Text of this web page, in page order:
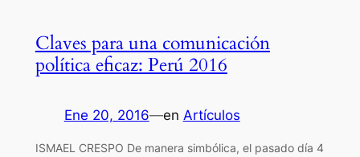
Claves para una comunicación
política eficaz: Perú 2016
Ene 20, 2016—en Artículos
ISMAEL CRESPO De manera simbólica, el pasado día 4